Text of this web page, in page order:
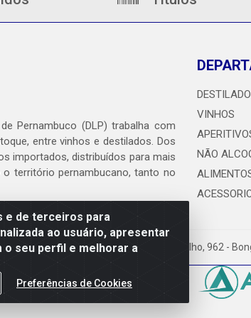
e de terceiros para
ao usuário, apresentar
o seu perfil e melhorar a
Preferências de Cookies
Pernambuco (DLP) trabalha com
entre vinhos e destilados. Dos
importados, distribuídos para mais
território pernambucano, tanto no
VINHOS
NÃO
DLP - AV. Engenheiro Abdias de Carvalho, 962 -